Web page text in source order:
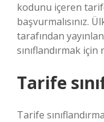
kodunu içeren
başvurmalısınız.
tarafından
sınıflandırmak
Tarife
Tarife